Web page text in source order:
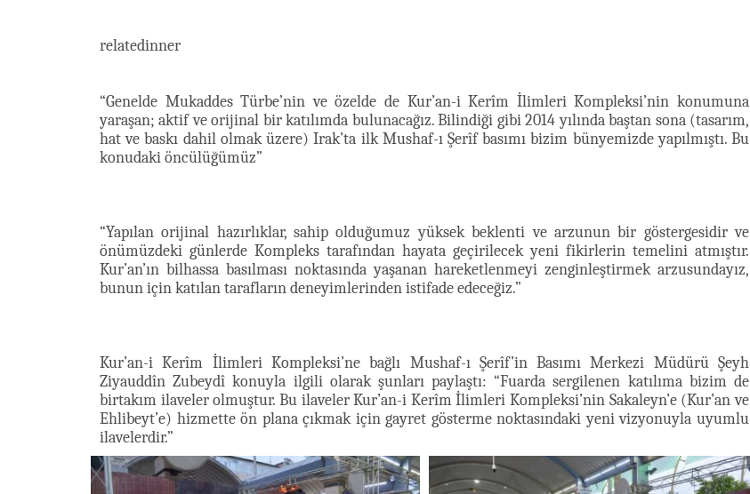
relatedinner
“Genelde Mukaddes Türbe’nin ve özelde de Kur’an-i Kerîm İlimleri Kompleksi’nin konumuna
yaraşan; aktif ve orijinal bir katılımda bulunacağız. Bilindiği gibi 2014 yılında baştan sona (tasarım,
hat ve baskı dahil olmak üzere) Irak’ta ilk Mushaf-ı Şerîf basımı bizim bünyemizde yapılmıştı. Bu
konudaki öncülüğümüz”
“Yapılan orijinal hazırlıklar, sahip olduğumuz yüksek beklenti ve arzunun bir göstergesidir ve
önümüzdeki günlerde Kompleks tarafından hayata geçirilecek yeni fikirlerin temelini atmıştır.
Kur’an’ın bilhassa basılması noktasında yaşanan hareketlenmeyi zenginleştirmek arzusundayız,
bunun için katılan tarafların deneyimlerinden istifade edeceğiz.”
Kur’an-i Kerîm İlimleri Kompleksi’ne bağlı Mushaf-ı Şerîf’in Basımı Merkezi Müdürü Şeyh
Ziyauddîn Zubeydî konuyla ilgili olarak şunları paylaştı: “Fuarda sergilenen katılıma bizim de
birtakım ilaveler olmuştur. Bu ilaveler Kur’an-i Kerîm İlimleri Kompleksi’nin Sakaleyn’e (Kur’an ve
Ehlibeyt’e) hizmette ön plana çıkmak için gayret gösterme noktasındaki yeni vizyonuyla uyumlu
ilavelerdir.”